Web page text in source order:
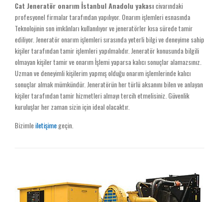
Cat Jeneratör onarım İstanbul Anadolu yakasıcivarındaki
profesyonel firmalar tarafından yapılıyor. Onarım işlemleri esnasında
Teknolojinin son imkânları kullanılıyor ve jeneratörler kısa sürede tamir
ediliyor. Jeneratör onarım işlemleri sırasında yeterli bilgi ve deneyime sahip
kişiler tarafından tamir işlemleri yapılmalıdır. Jeneratör konusunda bilgili
olmayan kişiler tamir ve onarım İşlemi yaparsa kalıcı sonuçlar alamazsınız.
Uzman ve deneyimli kişilerim yapmış olduğu onarım işlemlerinde kalıcı
sonuçlar almak mümkündür. Jeneratörün her türlü aksanını bilen ve anlayan
kişiler tarafından tamir hizmetleri almayı tercih etmelisiniz. Güvenlik
kuruluşlar her zaman sizin için ideal olacaktır.
Bizimleiletişimegeçin.